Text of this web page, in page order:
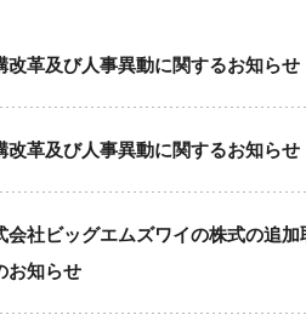
改革及び人事異動に関するお知らせ
改革及び人事異動に関するお知らせ
会社ビッグエムズワイの株式の追
お知らせ